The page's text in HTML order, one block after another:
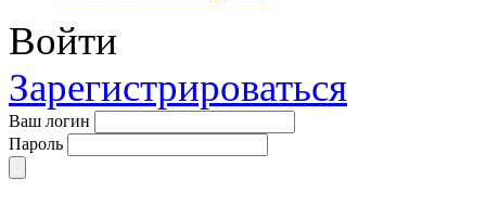
Войти
Зарегистрироваться
Ваш логин
Пароль